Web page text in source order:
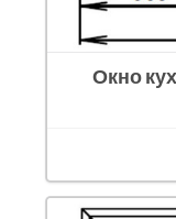
Окно